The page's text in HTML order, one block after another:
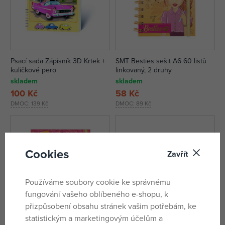
Psací sada Zápisník 3D Krtek +
kuličkové pero
skladem
DMOC: 139 Kč
100 Kč
SMT Besties sešit A6 60 listů
linkovaný, 2 druhy
skladem
DMOC: 89 Kč
58 Kč
Cookies Zavřít
Používáme soubory cookie ke správnému
fungování vašeho oblíbeného e-shopu, k
přizpůsobení obsahu stránek vašim potřebám, ke
statistickým a marketingovým účelům a